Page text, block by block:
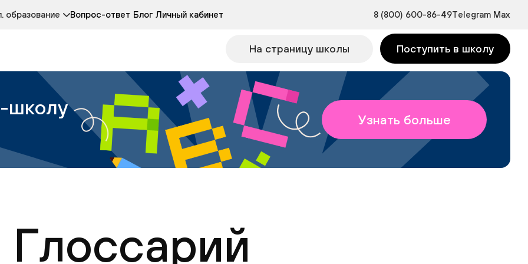
образование
по чтению
Вопрос-ответ Блог Личный кабинет 8 (800) 600-86-49Telegram Max
На страницу школы Поступить в школу
школу
Узнать больше
Глоссарий